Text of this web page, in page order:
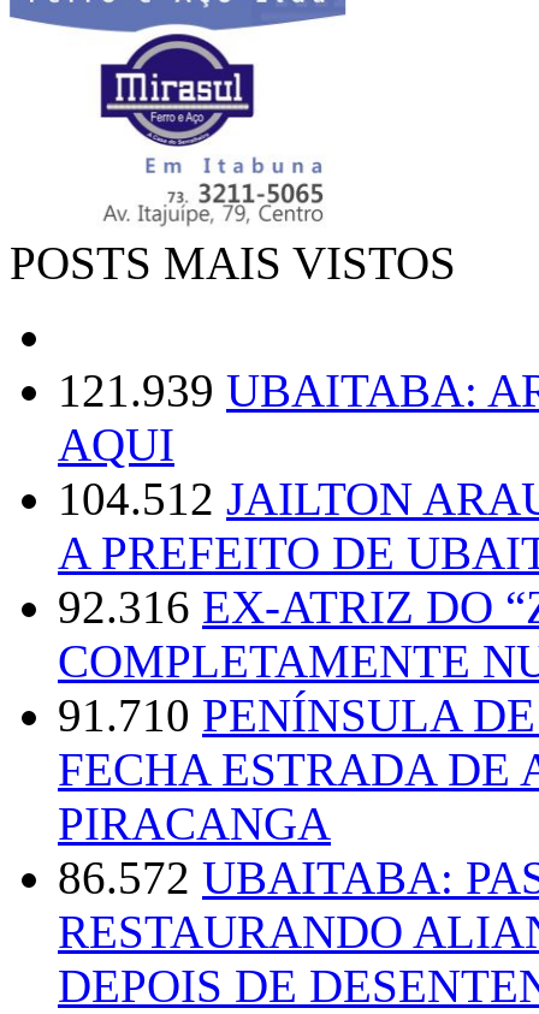
POSTS MAIS VISTOS
121.939 UBAITABA:
AQUI
104.512 JAILTON
A PREFEITO DE
92.316 EX-ATRIZ DO
COMPLETAMENTE
91.710 PENÍNSULA
FECHA ESTRADA DE
PIRACANGA
86.572 UBAITABA:
RESTAURANDO
DEPOIS DE